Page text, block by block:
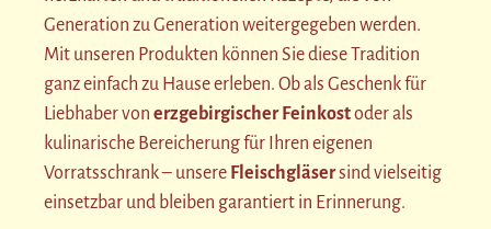
Generation zu Generation weitergegeben werden.
Mit unseren Produkten können Sie diese Tradition
ganz einfach zu Hause erleben. Ob als Geschenk für
Liebhaber von erzgebirgischer Feinkostoder als
kulinarische Bereicherung für Ihren eigenen
Vorratsschrank – unsere Fleischgläsersind vielseitig
einsetzbar und bleiben garantiert in Erinnerung.